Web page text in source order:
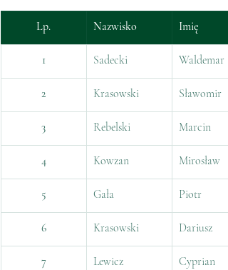
Lp. Nazwisko Imię
1 Sadecki Waldemar
2 Krasowski Sławomir
3 Rebelski Marcin
4 Kowzan Mirosław
5 Gała Piotr
6 Krasowski Dariusz
7 Lewicz Cyprian